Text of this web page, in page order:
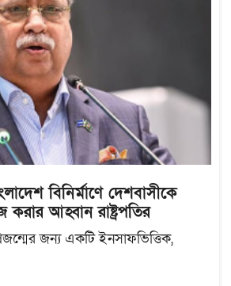
বিনির্মাণে দেশবাসীকে
করার আহ্বান রাষ্ট্রপতির
জন্য একটি ইনসাফভিত্তিক,